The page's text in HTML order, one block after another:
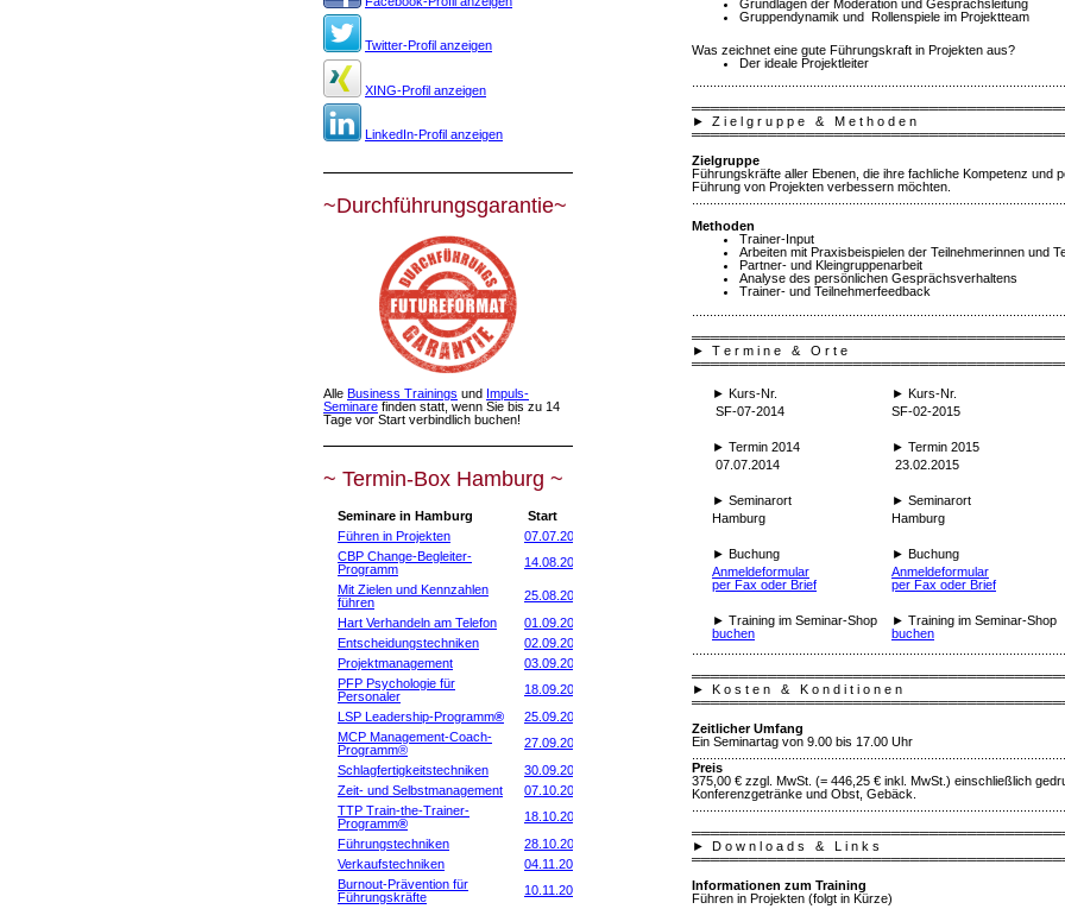
Twitter-Profil anzeigen
XING-Profil anzeigen
LinkedIn-Profil anzeigen
~Durchführungsgarantie~
Alle Business Trainings und Impuls-
Seminare finden statt, wenn Sie bis zu 14
Tage vor Start verbindlich buchen!
~ Termin-Box Hamburg ~
Seminare in Hamburg
Start
Führen in Projekten
07.07.2014
CBP Change-Begleiter-
Programm
14.08.2014
Mit Zielen und Kennzahlen
führen
25.08.2014
Hart Verhandeln am Telefon
01.09.2014
Entscheidungstechniken
02.09.2014
Projektmanagement
03.09.2014
PFP Psychologie für
Personaler
18.09.2014
LSP Leadership-Programm®
25.09.2014
MCP Management-Coach-
Programm®
27.09.2014
Schlagfertigkeitstechniken
30 .09.2014
Zeit- und Selbstmanagement
07.10.2014
TTP Train-the-Trainer-
Programm®
18.10.2014
Führungstechniken
28.10.2014
Verkaufstechniken
04.11.2014
Burnout-Prävention für
Führungskräfte
10.11.2014
Grundlagen der Moderation und Gesprächsleitung
Gruppendynamik und Rollenspiele im Projektteam
Was zeichnet eine gute Führungskraft in Projekten aus?
Der ideale Projektleiter
►
Z i e l g r u p p e
& M e t h o d e n
Zielgruppe
Führungskräfte aller Ebenen, die ihre fachliche Kompetenz und
Führung von Projekten verbessern möchten.
Methoden
Trainer-Input
Arbeiten mit Praxisbeispielen der Teilnehmerinnen und
Partner- und Kleingruppenarbeit
Analyse des persönlichen Gesprächsverhaltens
Trainer- und Teilnehmerfeedback
►
T e r m i n e & O r t e
► Kurs-Nr. ► Kurs-Nr.
SF-07-2014
SF-02-2015
► Termin 2014 ► Termin 2015
07.07.2014
23.02.2015
► Seminarort ► Seminarort
Hamburg
Hamburg
► Buchung ► Buchung
Anmeldeformular
per Fax oder Brief
Anmeldeformular
per Fax oder Brief
► Training im Seminar-Shop
buchen
► Training im Seminar-Shop
buchen
►
K o s t e n & K o n d i t i o n e n
Zeitlicher Umfang
Ein Seminartag von 9.00 bis 17.00 Uhr
Preis
375,00 € zzgl. MwSt. (= 446,25 € inkl. MwSt.) einschließlich
Konferenzgetränke und Obst, Gebäck.
►
D o w n l o a d s & L i n k s
Informationen zum Training
Führen in Projekten (folgt in Kürze)